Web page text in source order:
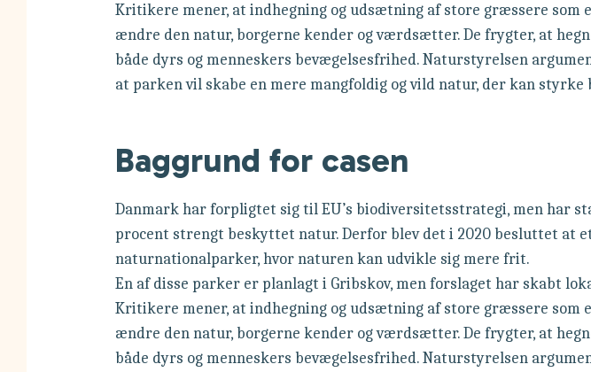
Kritikere mener, at indhegning og udsætning af store græssere som
ændre den natur, borgerne kender og værdsætter. De frygter, at
både dyrs og menneskers bevægelsesfrihed. Naturstyrelsen
at parken vil skabe en mere mangfoldig og vild natur, der kan
Baggrund for casen
Danmark har forpligtet sig til EU’s biodiversitetsstrategi, men har
procent strengt beskyttet natur. Derfor blev det i 2020 besluttet at
naturnationalparker, hvor naturen kan udvikle sig mere frit.
En af disse parker er planlagt i Gribskov, men forslaget har skabt
Kritikere mener, at indhegning og udsætning af store græssere som
ændre den natur, borgerne kender og værdsætter. De frygter, at
både dyrs og menneskers bevægelsesfrihed. Naturstyrelsen